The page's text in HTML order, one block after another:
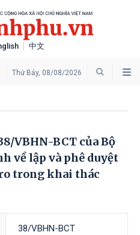
中文
Thứ Bảy, 08/08/2026
VBHN-BCT của Bộ
về lập và phê duyệt
trong khai thác
38/VBHN-BCT